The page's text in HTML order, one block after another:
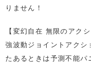
りません！
【変幻自在 無限のアクシ
強波動ジョイントアクシ
たあるときは予測不能パ